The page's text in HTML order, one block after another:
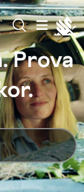
Prova